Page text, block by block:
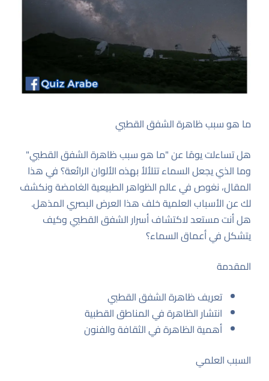
ما هو سبب ظاهرة الشفق القطبي
هل تساءلت يومًا عن "ما هو سبب ظاهرة الشفق القطبي"
وما الذي يجعل السماء تتلألأ بهذه الألوان الرائعة؟ في هذا
المقال، نغوص في عالم الظواهر الطبيعية الغامضة ونكشف
لك عن الأسباب العلمية خلف هذا العرض البصري المذهل.
هل أنت مستعد لاكتشاف أسرار الشفق القطبي وكيف
يتشكل في أعماق السماء؟
المقدمة
تعريف ظاهرة الشفق القطبي
انتشار الظاهرة في المناطق القطبية
أهمية الظاهرة في الثقافة والفنون
السبب العلمي